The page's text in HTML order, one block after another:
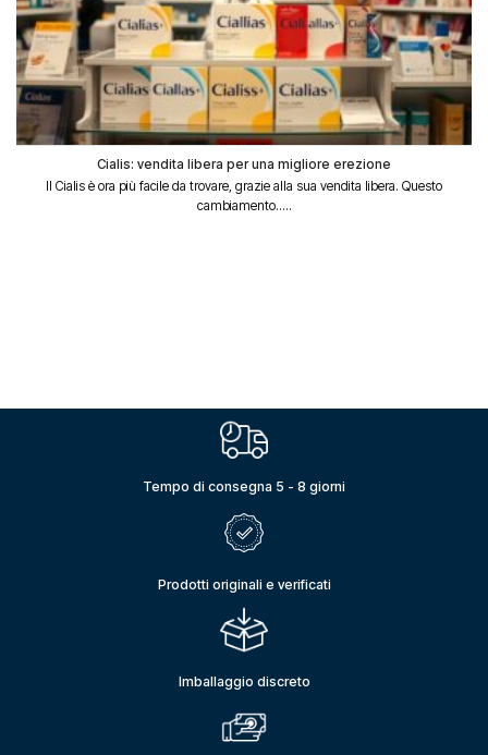
Cialis: vendita libera per una migliore erezione
Il Cialis è ora più facile da trovare, grazie alla sua vendita libera. Questo
cambiamento.....
Tempo di consegna 5 - 8 giorni
Prodotti originali e verificati
Imballaggio discreto